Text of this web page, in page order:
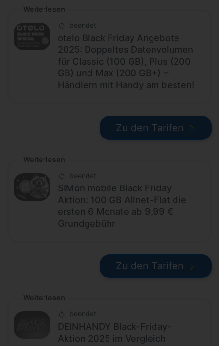
Weiterlesen
beendet
otelo Black Friday Angebote
2025: Doppeltes Datenvolumen
für Classic (100 GB), Plus (200
GB) und Max (200 GB+) −
Händlern mit Handy am besten!
Zu den Tarifen
Weiterlesen
beendet
SIMon mobile Black Friday
Aktion: 100 GB Allnet-Flat die
ersten 6 Monate ab 9,99 €
Grundgebühr
Zu den Tarifen
Weiterlesen
beendet
DEINHANDY Black-Friday-
Aktion 2025 im Vergleich